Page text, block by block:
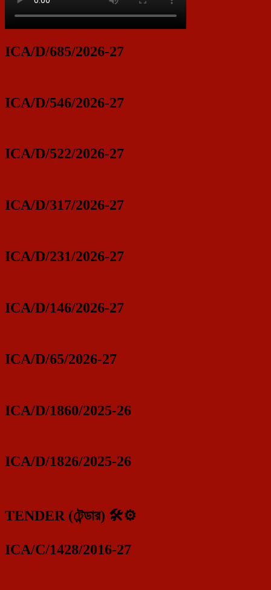
ICA/D/685/2026-27
ICA/D/546/2026-27
ICA/D/522/2026-27
ICA/D/317/2026-27
ICA/D/231/2026-27
ICA/D/146/2026-27
ICA/D/65/2026-27
ICA/D/1860/2025-26
ICA/D/1826/2025-26
TENDER (টেন্ডার) 🛠️⚙️
ICA/C/1428/2016-27